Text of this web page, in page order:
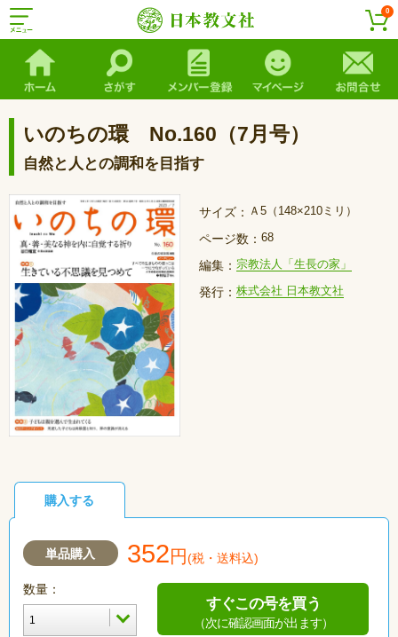
0
いのちの環 No.160（7月号）
自然と人との調和を目指す
サイズ： Ａ5（148×210ミリ）
ページ数： 68
編集： 宗教法人「生長の家」
発行： 株式会社 日本教文社
購入する
単品購入 352円(税・送料込)
数量：
すぐこの号を買う
（次に確認画面が出ます）